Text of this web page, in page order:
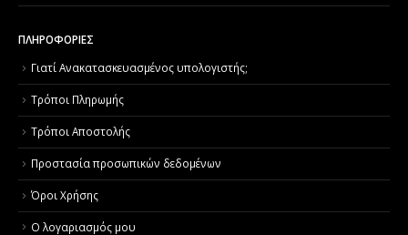
ΠΛΗΡΟΦΟΡΙΕΣ
Γιατί Aνακατασκευασμένος υπολογιστής;
Τρόποι Πληρωμής
Τρόποι Αποστολής
Προστασία προσωπικών δεδομένων
Όροι Χρήσης
Ο λογαριασμός μου